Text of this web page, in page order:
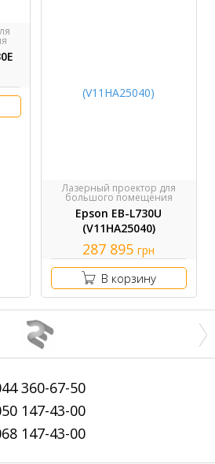
Лазерный проектор для
большого помещения
Epson EB-L730U
(V11HA25040)
287 895 грн
В корзину
360-67-50
147-43-00
147-43-00